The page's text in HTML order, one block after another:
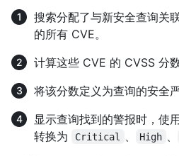
搜索分配了与新安全查询关
的所有 CVE。
计算这些 CVE 的 CVSS 分
将该分数定义为查询的安全严
显示查询找到的警报时，使
转换为
Critical High